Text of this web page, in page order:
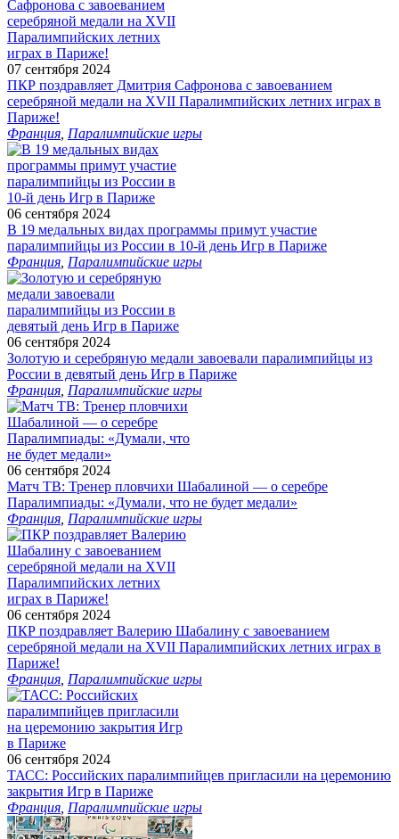
07 сентября 2024
ПКР поздравляет Дмитрия Сафронова с завоеванием
серебряной медали на XVII Паралимпийских летних играх в
Париже!
Франция Паралимпийские игры
06 сентября 2024
В 19 медальных видах программы примут участие
паралимпийцы из России в 10-й день Игр в Париже
Франция Паралимпийские игры
06 сентября 2024
Золотую и серебряную медали завоевали паралимпийцы из
России в девятый день Игр в Париже
Франция Паралимпийские игры
06 сентября 2024
Матч ТВ: Тренер пловчихи Шабалиной — о серебре
Паралимпиады: «Думали, что не будет медали»
Франция Паралимпийские игры
06 сентября 2024
ПКР поздравляет Валерию Шабалину с завоеванием
серебряной медали на XVII Паралимпийских летних играх в
Париже!
Франция Паралимпийские игры
06 сентября 2024
ТАСС: Российских паралимпийцев пригласили на церемонию
закрытия Игр в Париже
Франция Паралимпийские игры